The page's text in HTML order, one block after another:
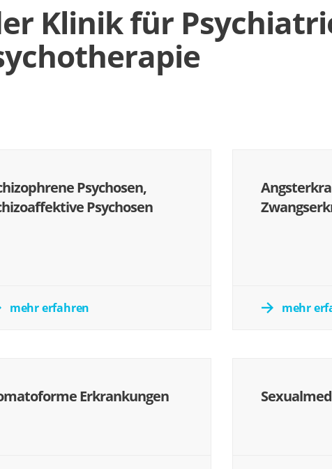
Klinik für
Psychosen,
Psychosen
mehr erfahren mehr
Erkrankungen